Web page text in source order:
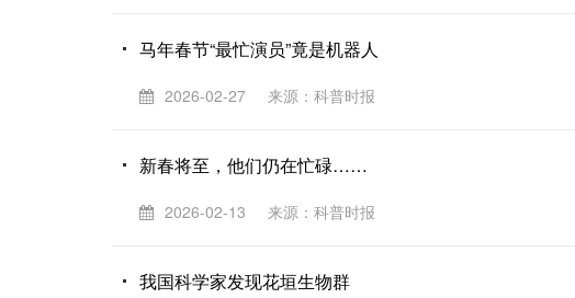
马年春节“最忙演员”竟是机器人
2026-02-27 来源：科普时报
新春将至，他们仍在忙碌……
2026-02-13 来源：科普时报
我国科学家发现花垣生物群